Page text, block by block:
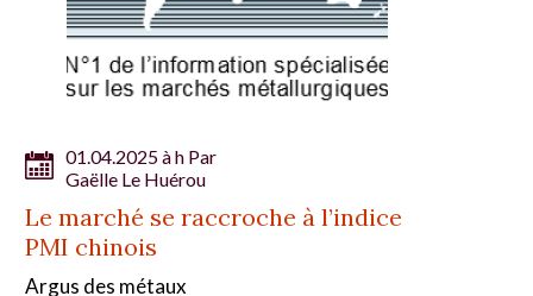
01.04.2025 à h Par
Gaëlle Le Huérou
Le marché se raccroche à l’indice
PMI chinois
Argus des métaux